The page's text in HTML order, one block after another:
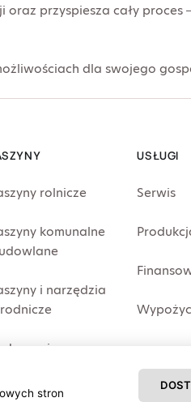
przyspiesza cały proces
dla swojego
rolnicze
komunalne
i narzędzia
USŁUGI
Serwis
stron